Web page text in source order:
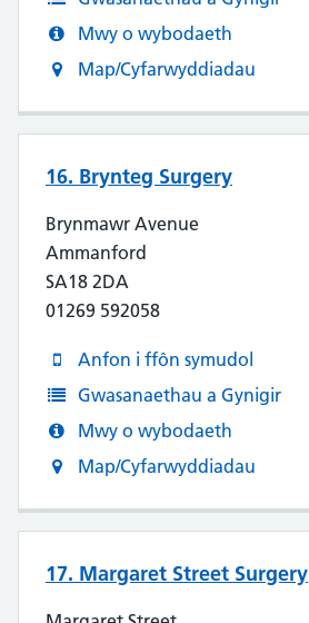
Mwy o wybodaeth
Map/Cyfarwyddiadau
16. Brynteg Surgery
Brynmawr Avenue
Ammanford
SA18 2DA
01269 592058
Anfon i ffôn symudol
Gwasanaethau a Gynigir
Mwy o wybodaeth
Map/Cyfarwyddiadau
17. Margaret Street Surgery